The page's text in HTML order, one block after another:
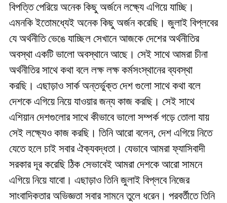
বিপত্তি পেরিয়ে অনেক কিছু অর্জনে লক্ষ্যে এগিয়ে যাচ্ছি।
এমনকি ইতোমধ্যেই অনেক কিছু অর্জন করেছি। জুলাই বিপ্লবের
যে অর্থনীতি ভেঙে যাচ্ছিল সেখানে আজকে দেশের অর্থনীতির
অবস্থা একটি ভালো অবস্থানে আছে। সেই সাথে আমরা চীনা
অর্থনীতির সাথে কথা বলে লক্ষ লক্ষ কর্মসংস্থানের ব্যবস্থা
করছি। এছাড়াও সার্ক অন্তর্ভুক্ত দেশ গুলো সাথে কথা বলে
দেশকে এগিয়ে নিয়ে যাওয়ার জন্য কাজ করছি। সেই সাথে
এশিয়ান দেশগুলোর সাথে কীভাবে ভালো সম্পর্ক গড়ে তোলা যায়
সেই লক্ষ্যেও কাজ করছি। তিনি আরো বলেন, দেশ এগিয়ে নিতে
যেতে হলে চাই সবার ঐক্যবদ্ধতা। যেভাবে আমরা ফ্যাসিবাদী
সরকার দূর করেছি ঠিক সেভাবেই আমরা দেশকে আরো সামনে
এগিয়ে নিয়ে যাবো। এছাড়াও তিনি জুলাই বিপ্লবে নিজের
সাংবাদিকতার অভিজ্ঞতা সবার সামনে তুলে ধরেন। পরবর্তীতে তিনি